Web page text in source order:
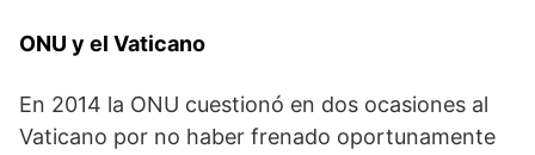
ONU y el Vaticano
En 2014 la ONU cuestionó en dos ocasiones al
Vaticano por no haber frenado oportunamente